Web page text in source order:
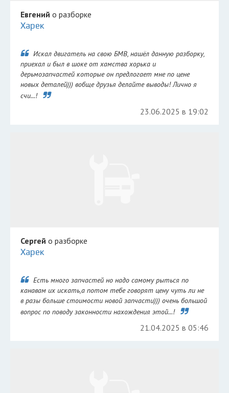
Евгений о разборке
Харек
Искал двигатель на свою БМВ, нашёл данную разборку,
приехал и был в шоке от хамства хорька и
дерьмозапчастей которые он предлогает мне по цене
новых деталей))) вобще друзья делайте выводы! Лично я
счи...!
23.06.2025 в 19:02
Сергей о разборке
Харек
Есть много запчастей но надо самому рыться по
канавам их искать,а потом тебе говорят цену чуть ли не
в разы больше стоимости новой запчасти))) очень большой
вопрос по поводу законности нахождения этой...!
21.04.2025 в 05:46